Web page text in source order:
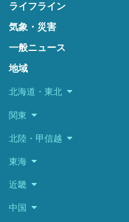
ライフライン
気象・災害
一般ニュース
地域
北海道・東北
関東
北陸・甲信越
東海
近畿
中国